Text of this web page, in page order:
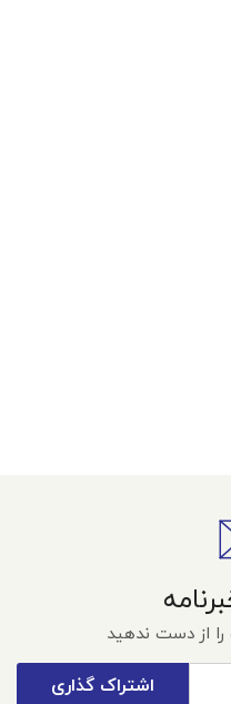
از دست ندهید
اشتراک گذاری